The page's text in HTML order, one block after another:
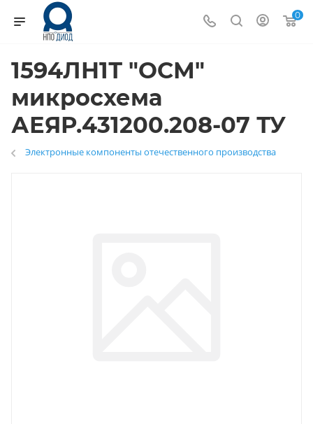
0
1594ЛН1Т "ОСМ"
микросхема
АЕЯР.431200.208-07 ТУ
Электронные компоненты отечественного производства